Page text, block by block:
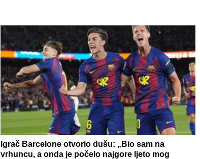
Igrač Barcelone otvorio dušu: „Bio sam na
vrhuncu, a onda je počelo najgore ljeto mog